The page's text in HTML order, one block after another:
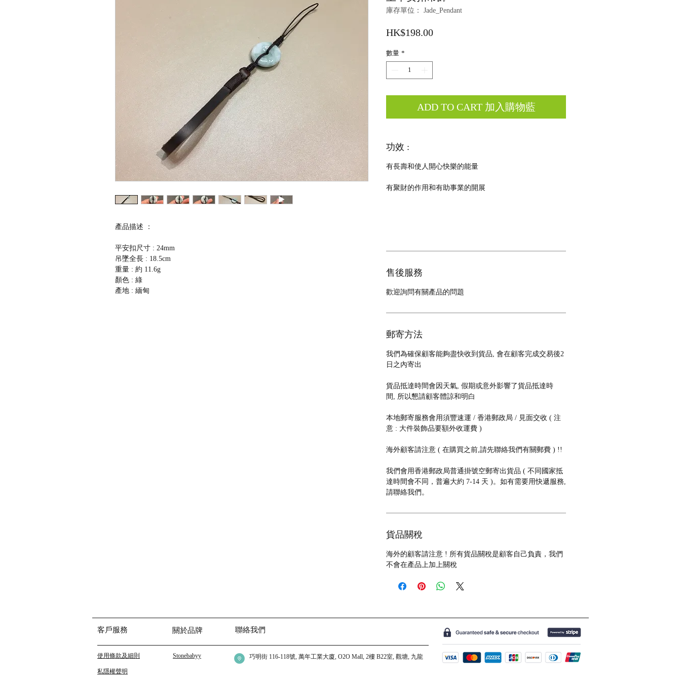
產品描述 ：
平安扣尺寸 : 24mm
吊墜全長 : 18.5cm
重量 : 約 11.6g
顏色 : 綠
產地 : 緬甸
庫存單位： Jade_Pendant
HK$198.00價
數量 *
ADD TO CART 加入購物藍
功效 :
有長壽和使人開心快樂的能量
有聚財的作用和有助事業的開展
售後服務
歡迎詢問有關產品的問題
郵寄方法
我們為確保顧客能夠盡快收到貨品, 會在顧客完成交易後2
日之內寄出
貨品抵達時間會因天氣, 假期或意外影響了貨品抵達時
間, 所以懇請顧客體諒和明白
本地郵寄服務會用須豐速運 / 香港郵政局 / 見面交收 ( 注
意 : 大件裝飾品要額外收運費 )
海外顧客請注意 ( 在購買之前,請先聯絡我們有關郵費 ) !!
我們會用香港郵政局普通掛號空郵寄出貨品 ( 不同國家抵
達時間會不同，普遍大約 7-14 天 )。如有需要用快遞服務,
請聯絡我們。
貨品關稅
海外的顧客請注意 ! 所有貨品關稅是顧客自己負責，我們
不會在產品上加上關稅
客戶服務 關於品牌 聯絡我們
使用條款及細則 巧明街 116-118號, 萬年工業大廈, O2O Mall, 2樓 B22室, 觀塘, 九龍
Stonebabyy
私隱權聲明